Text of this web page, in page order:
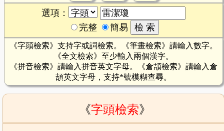
選項：
完整
簡易
《字頭檢索》支持字或詞檢索。《筆畫檢索》請輸入數字。
《全文檢索》至少輸入兩個漢字。
《拼音檢索》請輸入拼音英文字母。《倉頡檢索》請輸入倉
頡英文字母，支持*號模糊查尋。
《字頭檢索》